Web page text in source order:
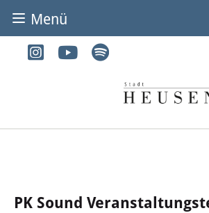
PK Sound
Menü
BÜRGER & STADT